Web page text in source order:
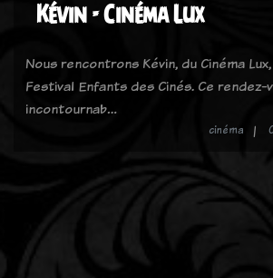
Kévin - Cinéma Lux
Nous rencontrons Kévin, du Cinéma
Festival Enfants des Cinés. Ce rendez-
incontournab…
cinéma